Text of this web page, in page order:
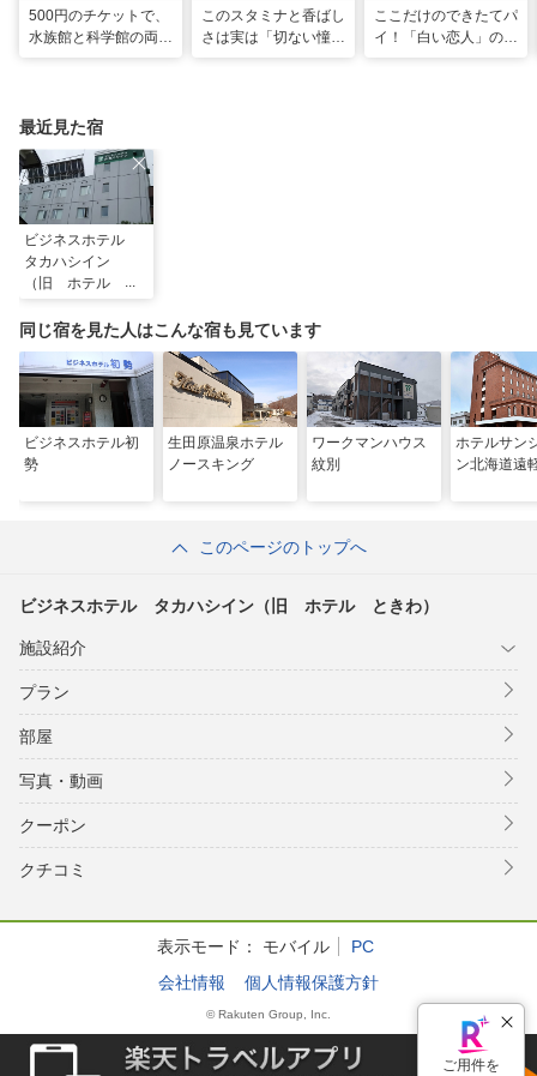
500円のチケットで、
水族館と科学館の両方
このスタミナと香ばし
さは実は「切ない憧
ここだけのできたてパ
イ！「白い恋人」の石
最近見た宿
ビジネスホテル
タカハシイン
（旧 ホテル と
同じ宿を見た人はこんな宿も見ています
ビジネスホテル初
勢
生田原温泉ホテル
ノースキング
ワークマンハウス
紋別
ホテルサン
ン北海道遠
このページのトップへ
ビジネスホテル タカハシイン（旧 ホテル ときわ）
施設紹介
プラン
部屋
写真・動画
クーポン
クチコミ
表示モード： モバイル
PC
会社情報
個人情報保護方針
© Rakuten Group, Inc.
ご用件を